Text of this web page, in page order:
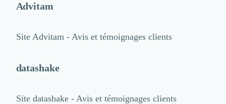
Advitam
Site Advitam - Avis et témoignages clients
datashake
Site datashake - Avis et témoignages clients